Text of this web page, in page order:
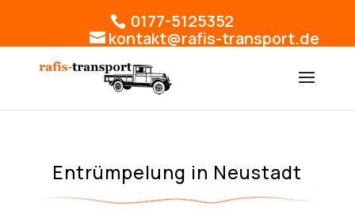
0177-5125352
kontakt@rafis-transport.de
Entrümpelung in Neustadt